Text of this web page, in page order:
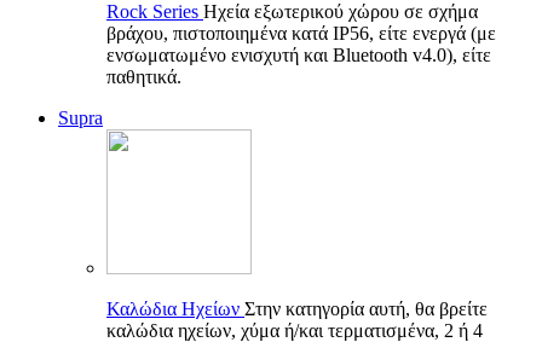
Rock Series Ηχεία εξωτερικού χώρου σε σχήμα
βράχου, πιστοποιημένα κατά IP56, είτε ενεργά (με
ενσωματωμένο ενισχυτή και Bluetooth v4.0), είτε
παθητικά.
Supra
Καλώδια Ηχείων Στην κατηγορία αυτή, θα βρείτε
καλώδια ηχείων, χύμα ή/και τερματισμένα, 2 ή 4